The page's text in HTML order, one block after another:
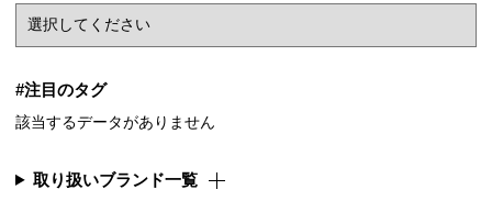
#注目のタグ
該当するデータがありません
取り扱いブランド一覧